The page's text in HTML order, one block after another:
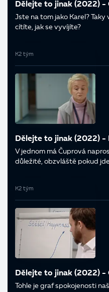
Dělejte to jinak (2022) -
Jste na tom jako Karel?
cítíte, jak se vyvíjíte?
K2 tým
Dělejte to jinak (2022) -
V jednom má Čuprová
důležité, obzvláště pokud
K2 tým
Dělejte to jinak (2022) -
Tohle je graf spokojenosti